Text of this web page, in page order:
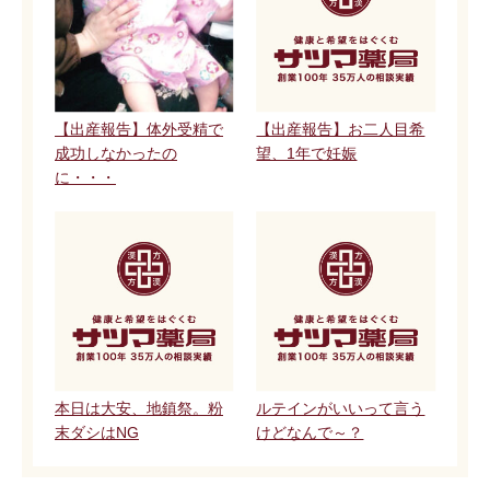
【出産報告】体外受精で
成功しなかったの
に・・・
【出産報告】お二人目希
望、1年で妊娠
本日は大安、地鎮祭。粉
末ダシはNG
ルテインがいいって言う
けどなんで～？